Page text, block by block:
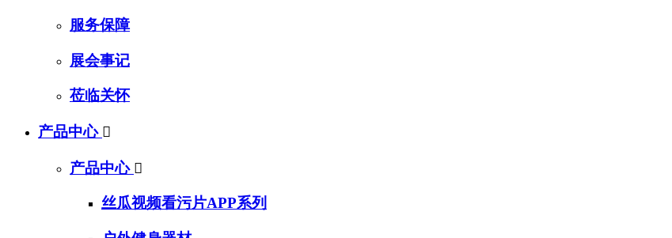
服务保障
展会事记
莅临关怀
产品中心 
产品中心 
丝瓜视频看污片APP系列